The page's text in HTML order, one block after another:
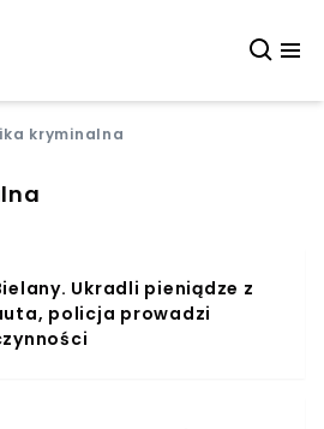
kryminalna
Ukradli pieniądze z
policja prowadzi